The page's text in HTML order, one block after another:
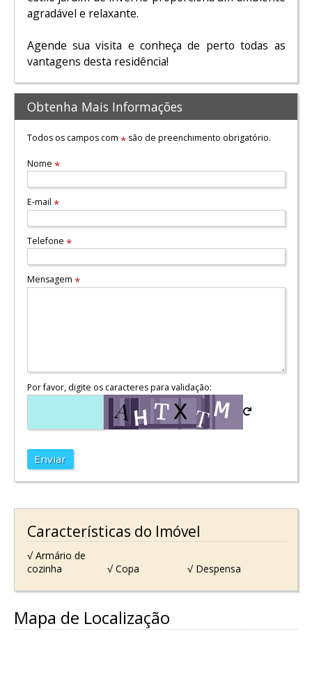
agradável e relaxante.
Agende sua visita e conheça de perto todas as
vantagens desta residência!
Obtenha Mais Informações
Todos os campos com *são de preenchimento obrigatório.
Nome *
E-mail *
Telefone *
Mensagem *
Por favor, digite os caracteres para validação:
Enviar
Características do Imóvel
√ Armário de
cozinha
√ Copa √ Despensa
Mapa de Localização